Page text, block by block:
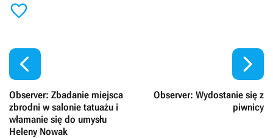


Observer: Zbadanie miejsca
zbrodni w salonie tatuażu i
włamanie się do umysłu
Heleny Nowak
Observer: Wydostanie się z
piwnicy
